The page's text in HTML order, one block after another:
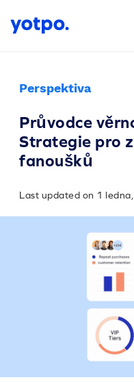
Perspektiva
Průvodce
Strategie pro
fanoušků
Last updated on 1